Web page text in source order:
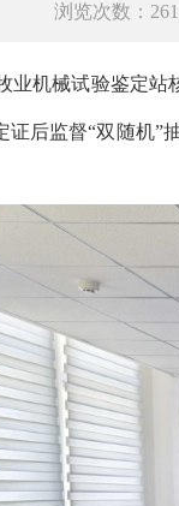
浏览次数：261
业机械试验鉴定站
证后监督“双随机”